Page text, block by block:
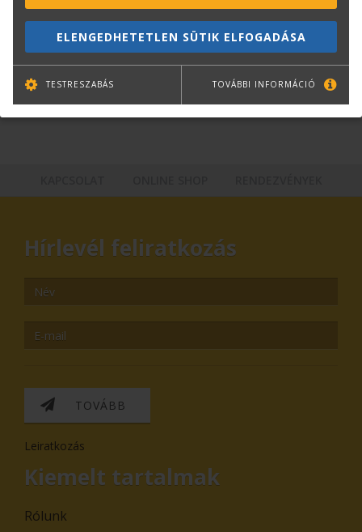
3 530 000 Ft+ Áfa 4 430 000 Ft+ Áfa
Hírlevél feliratkozás
TOVÁBB
Leiratkozás
Kiemelt tartalmak
Rólunk
ELENGEDHETETLEN SÜTIK ELFOGADÁSA
TESTRESZABÁS TOVÁBBI INFORMÁCIÓ